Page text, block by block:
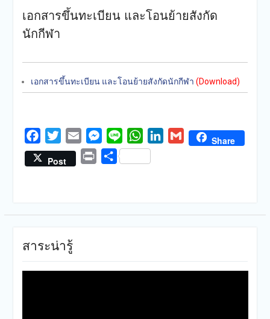
เอกสารขึ้นทะเบียน และโอนย้ายสังกัด
นักกีฬา
เอกสารขึ้นทะเบียน และโอนย้ายสังกัดนักกีฬา (Download)
FacebookTwitterEmail Messenger
Line WhatsAppLinkedIn
Gmail Share
Post
Print Share
สาระน่ารู้